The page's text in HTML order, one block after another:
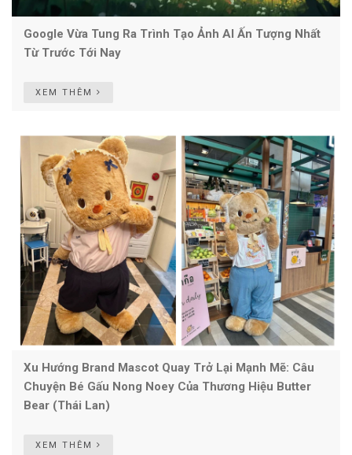
Google Vừa Tung Ra Trình Tạo Ảnh AI Ấn Tượng Nhất
Từ Trước Tới Nay
XEM THÊM
Xu Hướng Brand Mascot Quay Trở Lại Mạnh Mẽ: Câu
Chuyện Bé Gấu Nong Noey Của Thương Hiệu Butter
Bear (Thái Lan)
XEM THÊM